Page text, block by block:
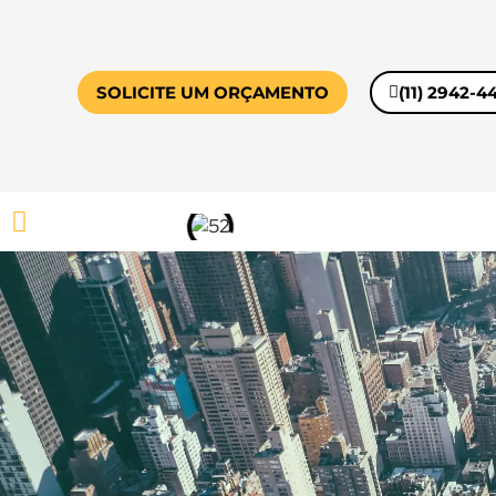
SOLICITE UM ORÇAMENTO (11) 2942-